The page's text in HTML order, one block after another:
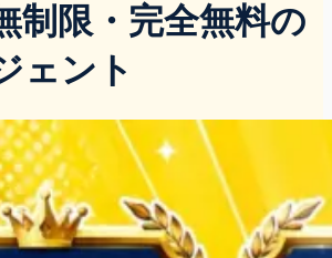
制限・完全無料の
ェント